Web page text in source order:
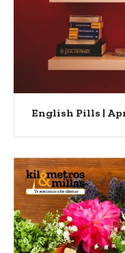
English Pills |